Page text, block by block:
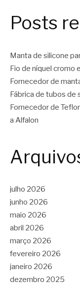
Posts
Manta de silicone
Fio de níquel cromo
Fornecedor de
Fábrica de tubos de
Fornecedor de
a Alfalon
julho 2026
junho 2026
maio 2026
abril 2026
março 2026
fevereiro 2026
janeiro 2026
dezembro 2025